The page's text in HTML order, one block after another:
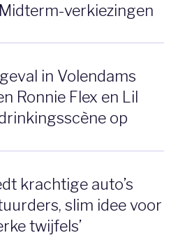
Midterm-verkiezingen
in Volendams
Ronnie Flex en Lil
op
krachtige auto’s
slim idee voor
twijfels’